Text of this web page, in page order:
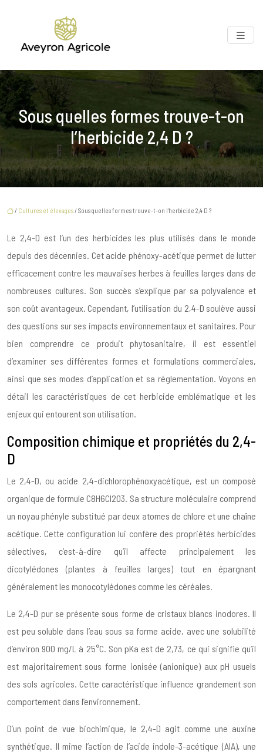
Sous quelles formes trouve-t-on
l’herbicide 2,4 D ?
/ Cultures et élevages/ Sous quelles formes trouve-t-on l’herbicide 2,4 D ?
Le 2,4-D est l’un des herbicides les plus utilisés dans le monde
depuis des décennies. Cet acide phénoxy-acétique permet de lutter
efficacement contre les mauvaises herbes à feuilles larges dans de
nombreuses cultures. Son succès s’explique par sa polyvalence et
son coût avantageux. Cependant, l’utilisation du 2,4-D soulève aussi
des questions sur ses impacts environnementaux et sanitaires. Pour
bien comprendre ce produit phytosanitaire, il est essentiel
d’examiner ses différentes formes et formulations commerciales,
ainsi que ses modes d’application et sa réglementation. Voyons en
détail les caractéristiques de cet herbicide emblématique et les
enjeux qui entourent son utilisation.
Composition chimique et propriétés du 2,4-
D
Le 2,4-D, ou acide 2,4-dichlorophénoxyacétique, est un composé
organique de formule C8H6Cl2O3. Sa structure moléculaire comprend
un noyau phényle substitué par deux atomes de chlore et une chaîne
acétique. Cette configuration lui confère des propriétés herbicides
sélectives, c’est-à-dire qu’il affecte principalement les
dicotylédones (plantes à feuilles larges) tout en épargnant
généralement les monocotylédones comme les céréales.
Le 2,4-D pur se présente sous forme de cristaux blancs inodores. Il
est peu soluble dans l’eau sous sa forme acide, avec une solubilité
d’environ 900 mg/L à 25°C. Son pKa est de 2,73, ce qui signifie qu’il
est majoritairement sous forme ionisée (anionique) aux pH usuels
des sols agricoles. Cette caractéristique influence grandement son
comportement dans l’environnement.
D’un point de vue biochimique, le 2,4-D agit comme une auxine
synthétique. Il mime l’action de l’acide indole-3-acétique (AIA), une